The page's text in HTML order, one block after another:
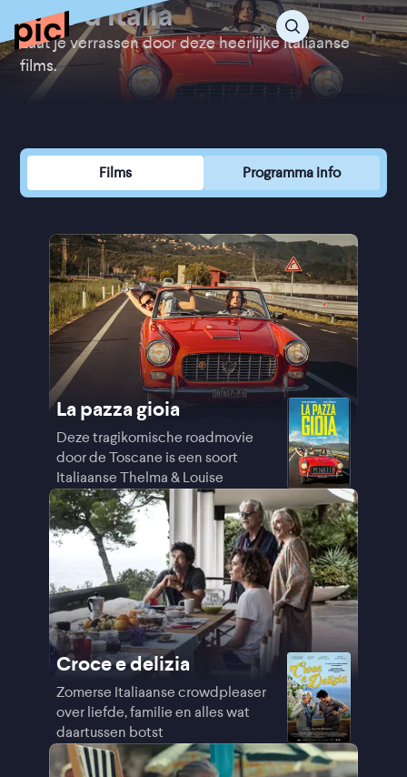
Sole d'Italia
Laat je verrassen door deze heerlijke Italiaanse
films.
Films Programma info
La pazza gioia
Deze tragikomische roadmovie
door de Toscane is een soort
Italiaanse Thelma & Louise
Croce e delizia
Zomerse Italiaanse crowdpleaser
over liefde, familie en alles wat
daartussen botst